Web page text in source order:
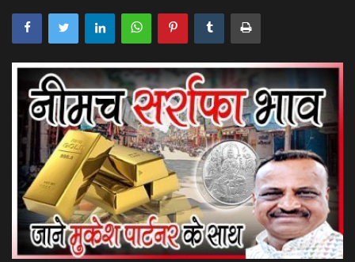
राजस्थान
राजनीती
अपराध
मनोरंजन
खेल
एजुकेशन & करियर